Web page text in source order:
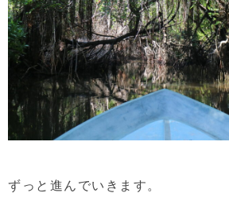
ずっと進んでいきます。